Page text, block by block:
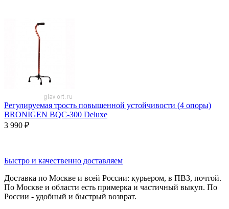
Регулируемая трость повышенной устойчивости (4 опоры)
BRONIGEN BQC-300 Deluxe
3 990 ₽
Быстро и качественно доставляем
Доставка по Москве и всей России: курьером, в ПВЗ, почтой.
По Москве и области есть примерка и частичный выкуп. По
России - удобный и быстрый возврат.